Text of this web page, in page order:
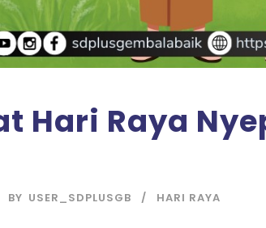
Hari Raya
BY USER_SDPLUSGB HARI RAYA